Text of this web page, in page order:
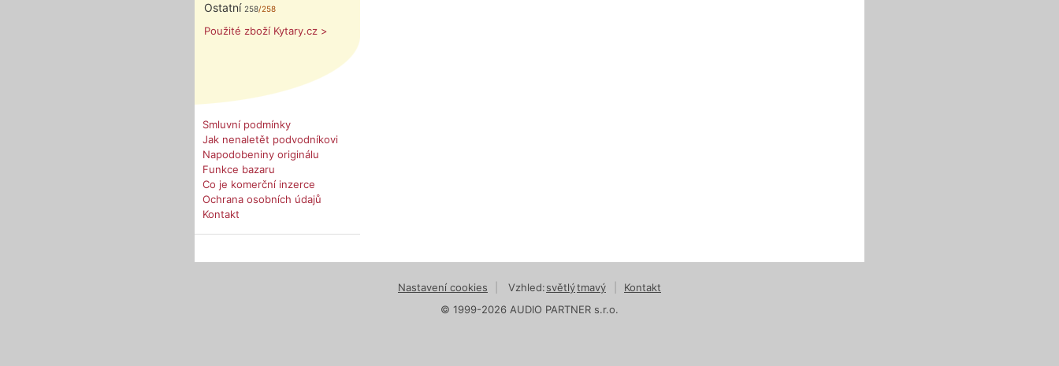
Ostatní 258/258
Použité zboží Kytary.cz >
Smluvní podmínky
Jak nenaletět podvodníkovi
Napodobeniny originálu
Funkce bazaru
Co je komerční inzerce
Ochrana osobních údajů
Kontakt
Nastavení cookies Vzhled:světlýtmavý
Kontakt
© 1999-2026 AUDIO PARTNER s.r.o.